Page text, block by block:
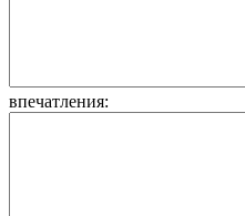
впечатления: